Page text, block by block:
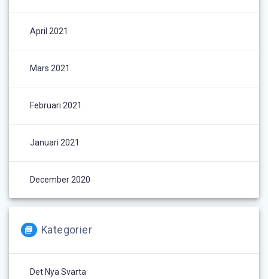
April 2021
Mars 2021
Februari 2021
Januari 2021
December 2020
Kategorier
Det Nya Svarta